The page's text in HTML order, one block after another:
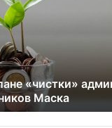
«чистки»
Маска